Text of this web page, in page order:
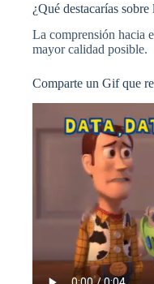
¿Qué destacarías
La comprensión hacia
mayor calidad posible.
Comparte un Gif que